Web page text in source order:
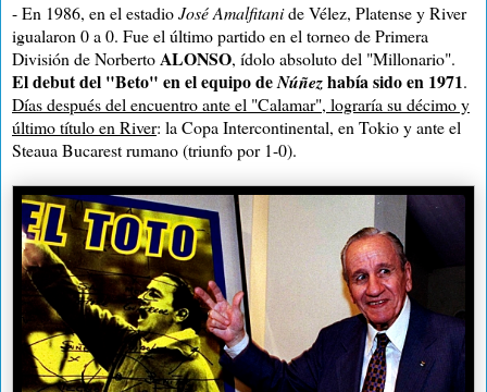
- En 1986, en elestadioJosé Amalfitanide Vélez, Platense y River
igualaron 0 a 0. Fue el último partido en el torneo de Primera
División de NorbertoALONSO, ídolo absoluto del "Millonario".
El debut del "Beto" en el equipo deNúñezhabía sido en 1971.
Días después del encuentro ante el "Calamar", lograría su décimo y
último título en River: la Copa Intercontinental, en Tokio y ante el
Steaua Bucarest rumano (triunfo por 1-0).